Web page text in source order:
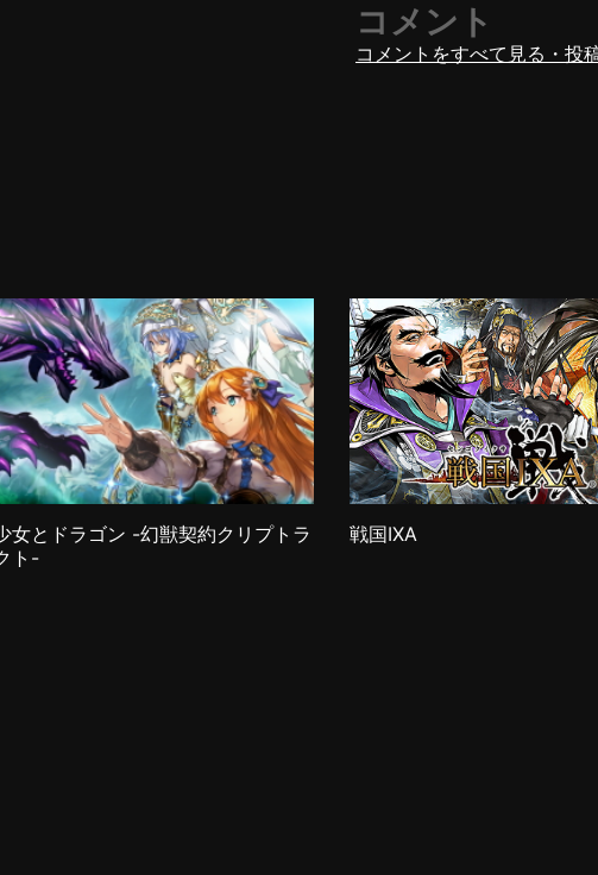
コメント
コメントをすべて見る・投
女とドラゴン -幻獣契約クリプトラ
ト-
戦国IXA